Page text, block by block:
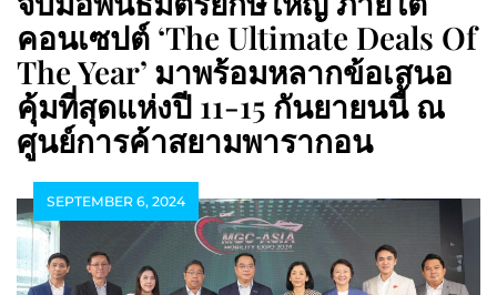
คอนเซปต์ ‘The Ultimate Deals Of
The Year’ มาพร้อมหลากข้อเสนอ
คุ้มที่สุดแห่งปี 11-15 กันยายนนี้ ณ
ศูนย์การค้าสยามพารากอน
SEPTEMBER 6, 2024